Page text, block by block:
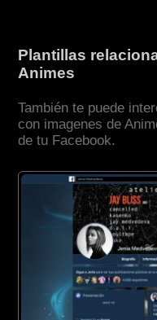
Plantillas
Animes
También te puede
con imagenes de
de tu Facebook.